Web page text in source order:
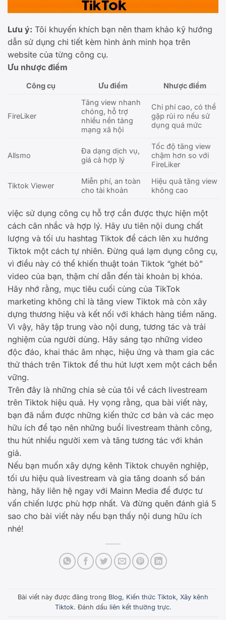
Lưu ý: Tôi khuyến khích bạn nên tham khảo kỹ hướng
dẫn sử dụng chi tiết kèm hình ảnh minh họa trên
website của từng công cụ.
Ưu nhược điểm
Công cụ Ưu điểm Nhược điểm
FireLiker
Tăng view nhanh
chóng, hỗ trợ
nhiều nền tảng
mạng xã hội
Chi phí cao, có thể
gặp rủi ro nếu sử
dụng quá mức
Allsmo
Đa dạng dịch vụ,
giá cả hợp lý
Tốc độ tăng view
chậm hơn so với
FireLiker
Tiktok Viewer
Miễn phí, an toàn
cho tài khoản
Hiệu quả tăng view
không cao
việc sử dụng công cụ hỗ trợ cần được thực hiện một
cách cân nhắc và hợp lý. Hãy ưu tiên nội dung chất
lượng và tối ưu hashtag Tiktok để cách lên xu hướng
Tiktok một cách tự nhiên. Đừng quá lạm dụng công cụ,
vì điều này có thể khiến thuật toán Tiktok “ghét bỏ”
video của bạn, thậm chí dẫn đến tài khoản bị khóa.
Hãy nhớ rằng, mục tiêu cuối cùng của TikTok
marketing không chỉ là tăng view Tiktok mà còn xây
dựng thương hiệu và kết nối với khách hàng tiềm năng.
Vì vậy, hãy tập trung vào nội dung, tương tác và trải
nghiệm của người dùng. Hãy sáng tạo những video
độc đáo, khai thác âm nhạc, hiệu ứng và tham gia các
thử thách trên Tiktok để thu hút lượt xem một cách bền
vững.
Trên đây là những chia sẻ của tôi về cách livestream
trên Tiktok hiệu quả. Hy vọng rằng, qua bài viết này,
bạn đã nắm được những kiến thức cơ bản và các mẹo
hữu ích để tạo nên những buổi livestream thành công,
thu hút nhiều người xem và tăng tương tác với khán
giả.
Nếu bạn muốn xây dựng kênh Tiktok chuyên nghiệp,
tối ưu hiệu quả livestream và gia tăng doanh số bán
hàng, hãy liên hệ ngay với Mainn Media để được tư
vấn chiến lược phù hợp nhất. Và đừng quên đánh giá 5
sao cho bài viết này nếu bạn thấy nội dung hữu ích
nhé!
Bài viết này được đăng trong Blog, Kiến thức Tiktok, Xây kênh
Tiktok. Đánh dấu liên kết thường trực.